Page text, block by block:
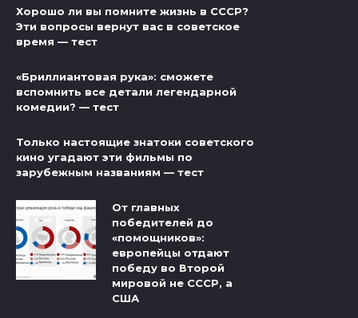
Хорошо ли вы помните жизнь в СССР?
Эти вопросы вернут вас в советское
время — тест
«Бриллиантовая рука»: сможете
вспомнить все детали легендарной
комедии? — тест
Только настоящие знатоки советского
кино угадают эти фильмы по
зарубежным названиям — тест
От главных
победителей до
«помощников»:
европейцы отдают
победу во Второй
мировой не СССР, а
США